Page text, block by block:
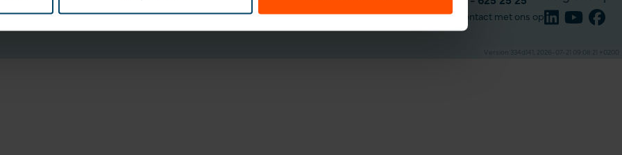
Neem contact met ons op
Version 334d141, 2026-07-21 09:08:21 +0200